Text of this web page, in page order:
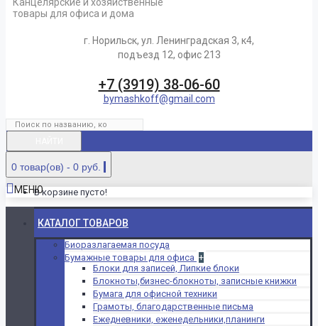
товары для офиса и дома
г. Норильск, ул. Ленинградская 3, к4,
подъезд 12, офис 213
+7 (3919) 38-06-60
bymashkoff@gmail.com
0 товар(ов) - 0 руб.
В корзине пусто!
МЕНЮ
КАТАЛОГ ТОВАРОВ
Биоразлагаемая посуда
Бумажные товары для офиса +
Блоки для записей, Липкие блоки
Блокноты,бизнес-блокноты, записные книжки
Бумага для офисной техники
Грамоты, благодарственные письма
Ежедневники, еженедельники,планинги